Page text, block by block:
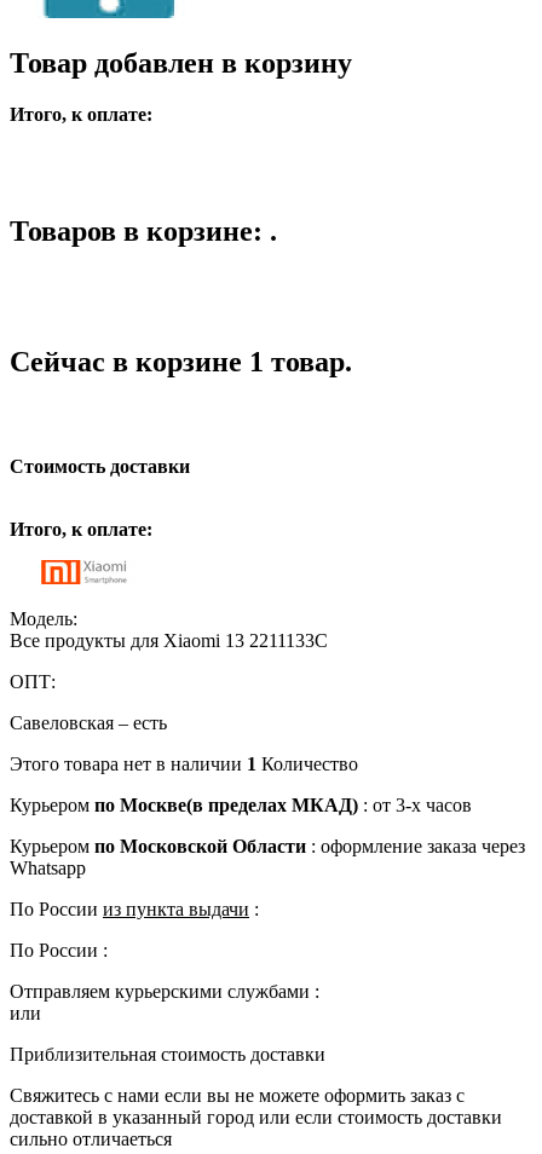
Товар добавлен в корзину
Итого, к оплате:
Товаров в корзине: .
Сейчас в корзине 1 товар.
Стоимость доставки
Итого, к оплате:
Модель:
Все продукты для Xiaomi 13 2211133C
ОПТ:
Савеловская – есть
Этого товара нет в наличии 1 Количество
Курьером по Москве(в пределах МКАД) : от 3-х часов
Курьером по Московской Области : оформление заказа через
Whatsapp
По России из пункта выдачи :
По России :
Отправляем курьерскими службами :
или
Приблизительная стоимость доставки
Свяжитесь с нами если вы не можете оформить заказ с
доставкой в указанный город или если стоимость доставки
сильно отличаеться